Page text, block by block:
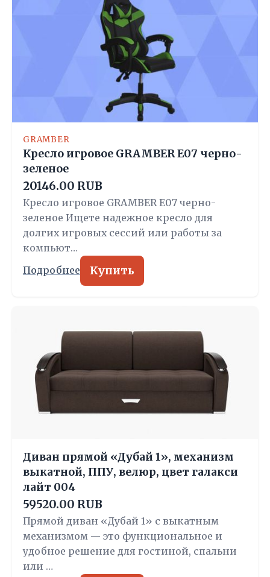
GRAMBER
Кресло игровое GRAMBER E07 черно-
зеленое
20146.00 RUB
Кресло игровое GRAMBER E07 черно-
зеленое Ищете надежное кресло для
долгих игровых сессий или работы за
компьют…
Подробнее Купить
Диван прямой «Дубай 1», механизм
выкатной, ППУ, велюр, цвет галакси
лайт 004
59520.00 RUB
Прямой диван «Дубай 1» с выкатным
механизмом — это функциональное и
удобное решение для гостиной, спальни
или …